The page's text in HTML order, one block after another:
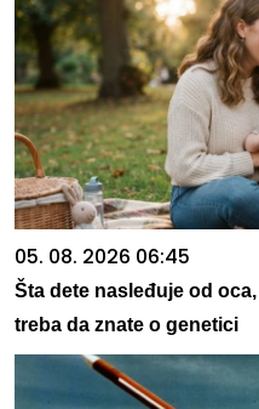
05. 08. 2026 06:45
Šta dete nasleđuje od
treba da znate o genetici